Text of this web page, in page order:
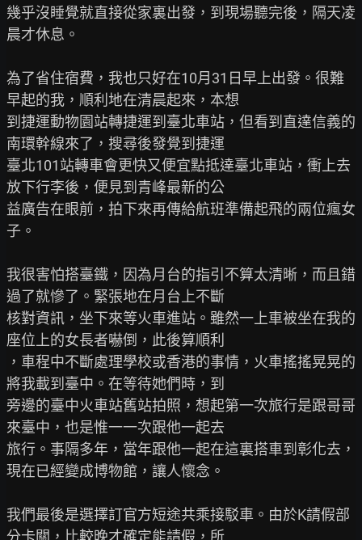
幾乎沒睡覺就直接從家裏出發，到現場聽完後，隔天凌
晨才休息。
為了省住宿費，我也只好在10月31日早上出發。很難
早起的我，順利地在清晨起來，本想
到捷運動物園站轉捷運到臺北車站，但看到直達信義的
南環幹線來了，搜尋後發覺到捷運
臺北101站轉車會更快又便宜點抵達臺北車站，衝上去
放下行李後，便見到青峰最新的公
益廣告在眼前，拍下來再傳給航班準備起飛的兩位瘋女
子。
我很害怕搭臺鐵，因為月台的指引不算太清晰，而且錯
過了就慘了。緊張地在月台上不斷
核對資訊，坐下來等火車進站。雖然一上車被坐在我的
座位上的女長者嚇倒，此後算順利
，車程中不斷處理學校或香港的事情，火車搖搖晃晃的
將我載到臺中。在等待她們時，到
旁邊的臺中火車站舊站拍照，想起第一次旅行是跟哥哥
來臺中，也是惟一一次跟他一起去
旅行。事隔多年，當年跟他一起在這裏搭車到彰化去，
現在已經變成博物館，讓人懷念。
我們最後是選擇訂官方短途共乘接駁車。由於K請假部
分卡關，比較晚才確定能請假，所